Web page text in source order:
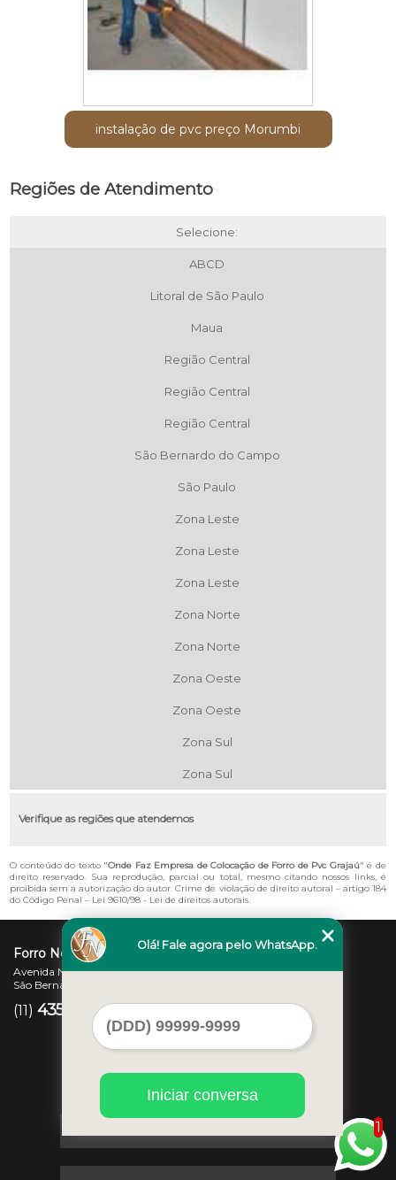
instalação de pvc preço Morumbi
Regiões de Atendimento
Selecione:
ABCD
Litoral de São Paulo
Maua
Região Central
Região Central
Região Central
São Bernardo do Campo
São Paulo
Zona Leste
Zona Leste
Zona Leste
Zona Norte
Zona Norte
Zona Oeste
Zona Oeste
Zona Sul
Zona Sul
Verifique as regiões que atendemos
O conteúdo do texto "Onde Faz Empresa de Colocação de Forro de Pvc Grajaú" é de
direito reservado. Sua reprodução, parcial ou total, mesmo citando nossos links, é
proibida sem a autorização do autor. Crime de violação de direito autoral – artigo 184
do Código Penal – Lei 9610/98 - Lei de direitos autorais.
Forro Novo
Avenida Newton Monteiro de Andrade, 45 - Centro
São Bernardo do Campo - SP - CEP: 09725-370
(11) 4357-3007 97207-7347
1
Olá! Fale agora pelo WhatsApp.
Iniciar conversa